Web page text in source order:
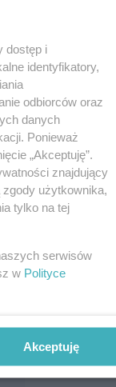
dostęp i
identyfikatory,
odbiorców oraz
danych
Ponieważ
„Akceptuję”.
znajdujący
użytkownika,
tylko na tej
serwisów
w Polityce
Akceptuję